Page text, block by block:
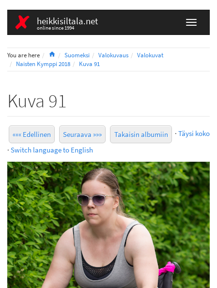
heikkisiltala.net
online since 1994
You are here HomeSuomeksi Valokuvaus
Valokuvat
Naisten Kymppi 2018
Kuva 91
Kuva 91
««« Edellinen Seuraava »»» Takaisin albumiin · Täysi koko
· Switch language to English